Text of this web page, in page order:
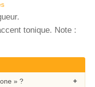
tonique. Note :
» ?